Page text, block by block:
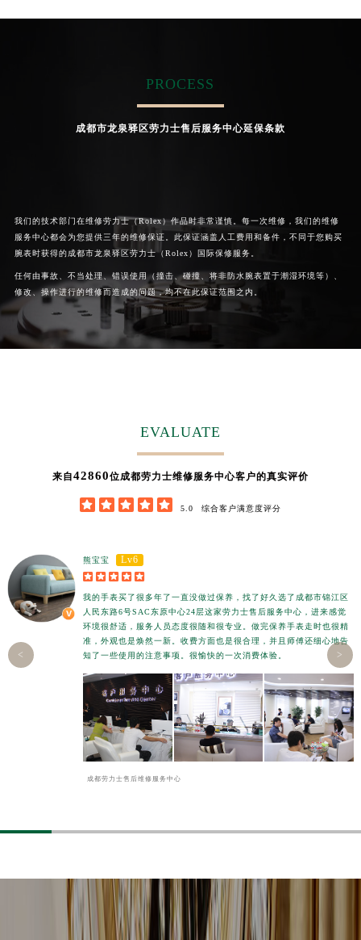
PROCESS
成都市龙泉驿区劳力士售后服务中心延保条款
我们的技术部门在维修劳力士（Rolex）作品时非常谨慎。每一次维修，我们的维修
服务中心都会为您提供三年的维修保证。此保证涵盖人工费用和备件，不同于您购买
腕表时获得的成都市龙泉驿区劳力士（Rolex）国际保修服务。
任何由事故、不当处理、错误使用（撞击、碰撞、将非防水腕表置于潮湿环境等）、
修改、操作进行的维修而造成的问题，均不在此保证范围之内。
EVALUATE
来自42860位成都劳力士维修服务中心客户的真实评价
     5.0 综合客户满意度评分
熊宝宝 Lv6
    
我的手表买了很多年了一直没做过保养，找了好久选了成都市锦江区
人民东路6号SAC东原中心24层这家劳力士售后服务中心，进来感觉
环境很舒适，服务人员态度很随和很专业。做完保养手表走时也很精
准，外观也是焕然一新。收费方面也是很合理，并且师傅还细心地告
知了一些使用的注意事项。很愉快的一次消费体验。
成都劳力士售后维修服务中心
>
<